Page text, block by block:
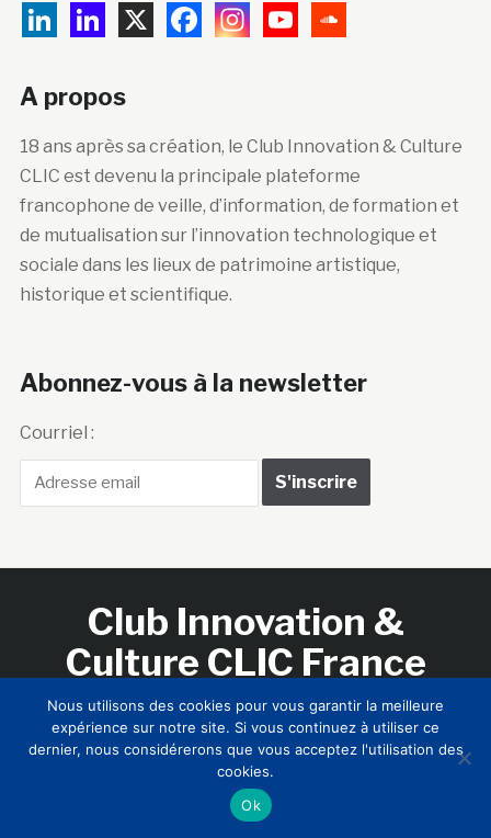
A propos
18 ans après sa création, le Club Innovation & Culture
CLIC est devenu la principale plateforme
francophone de veille, d’information, de formation et
de mutualisation sur l’innovation technologique et
sociale dans les lieux de patrimoine artistique,
historique et scientifique.
Abonnez-vous à la newsletter
Courriel :
Club Innovation &
Culture CLIC France
Accueil BIENVENUE ! LE CLUB MEMBRES
CONTACTS
Nous utilisons des cookies pour vous garantir la meilleure
expérience sur notre site. Si vous continuez à utiliser ce
dernier, nous considérerons que vous acceptez l'utilisation des
cookies.
Ok